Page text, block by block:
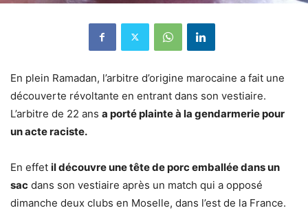
En plein Ramadan, l’arbitre d’origine marocaine a fait une
découverte révoltante en entrant dans son vestiaire.
L’arbitre de 22 ans a porté plainte à la gendarmerie pour
un acte raciste.
En effet il découvre une tête de porc emballée dans un
sac dans son vestiaire après un match qui a opposé
dimanche deux clubs en Moselle, dans l’est de la France.